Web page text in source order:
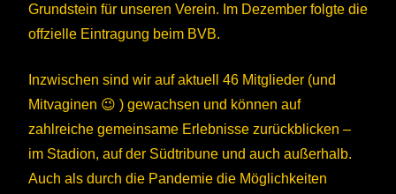
Grundstein für unseren Verein. Im Dezember folgte die
offzielle Eintragung beim BVB.
Inzwischen sind wir auf aktuell 46 Mitglieder (und
Mitvaginen 😉 ) gewachsen und können auf
zahlreiche gemeinsame Erlebnisse zurückblicken –
im Stadion, auf der Südtribune und auch außerhalb.
Auch als durch die Pandemie die Möglichkeiten